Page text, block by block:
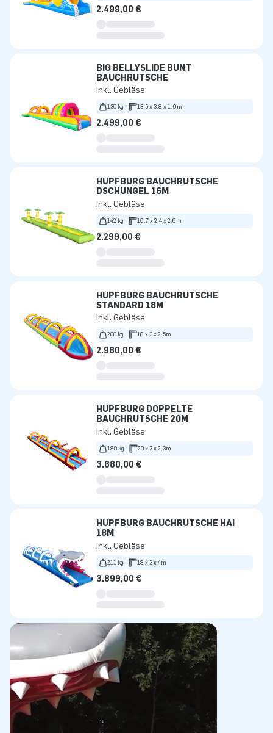
2.499,00 €
BIG BELLYSLIDE BUNT
BAUCHRUTSCHE
Inkl. Gebläse
130 kg 13.5 x 3.8 x 1.9m
2.499,00 €
HÜPFBURG BAUCHRUTSCHE
DSCHUNGEL 16M
Inkl. Gebläse
142 kg 16.7 x 2.4 x 2.6m
2.299,00 €
HÜPFBURG BAUCHRUTSCHE
STANDARD 18M
Inkl. Gebläse
200 kg 18 x 3 x 2.5m
2.980,00 €
HÜPFBURG DOPPELTE
BAUCHRUTSCHE 20M
Inkl. Gebläse
180 kg 20 x 3 x 2.3m
3.680,00 €
HÜPFBURG BAUCHRUTSCHE HAI
18M
Inkl. Gebläse
211 kg 18 x 3 x 4m
3.899,00 €